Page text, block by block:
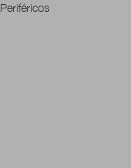
Periféricos